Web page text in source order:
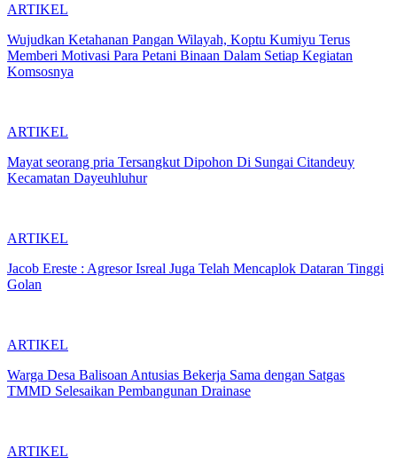
ARTIKEL
Wujudkan Ketahanan Pangan Wilayah, Koptu Kumiyu Terus
Memberi Motivasi Para Petani Binaan Dalam Setiap Kegiatan
Komsosnya
ARTIKEL
Mayat seorang pria Tersangkut Dipohon Di Sungai Citandeuy
Kecamatan Dayeuhluhur
ARTIKEL
Jacob Ereste : Agresor Isreal Juga Telah Mencaplok Dataran Tinggi
Golan
ARTIKEL
Warga Desa Balisoan Antusias Bekerja Sama dengan Satgas
TMMD Selesaikan Pembangunan Drainase
ARTIKEL